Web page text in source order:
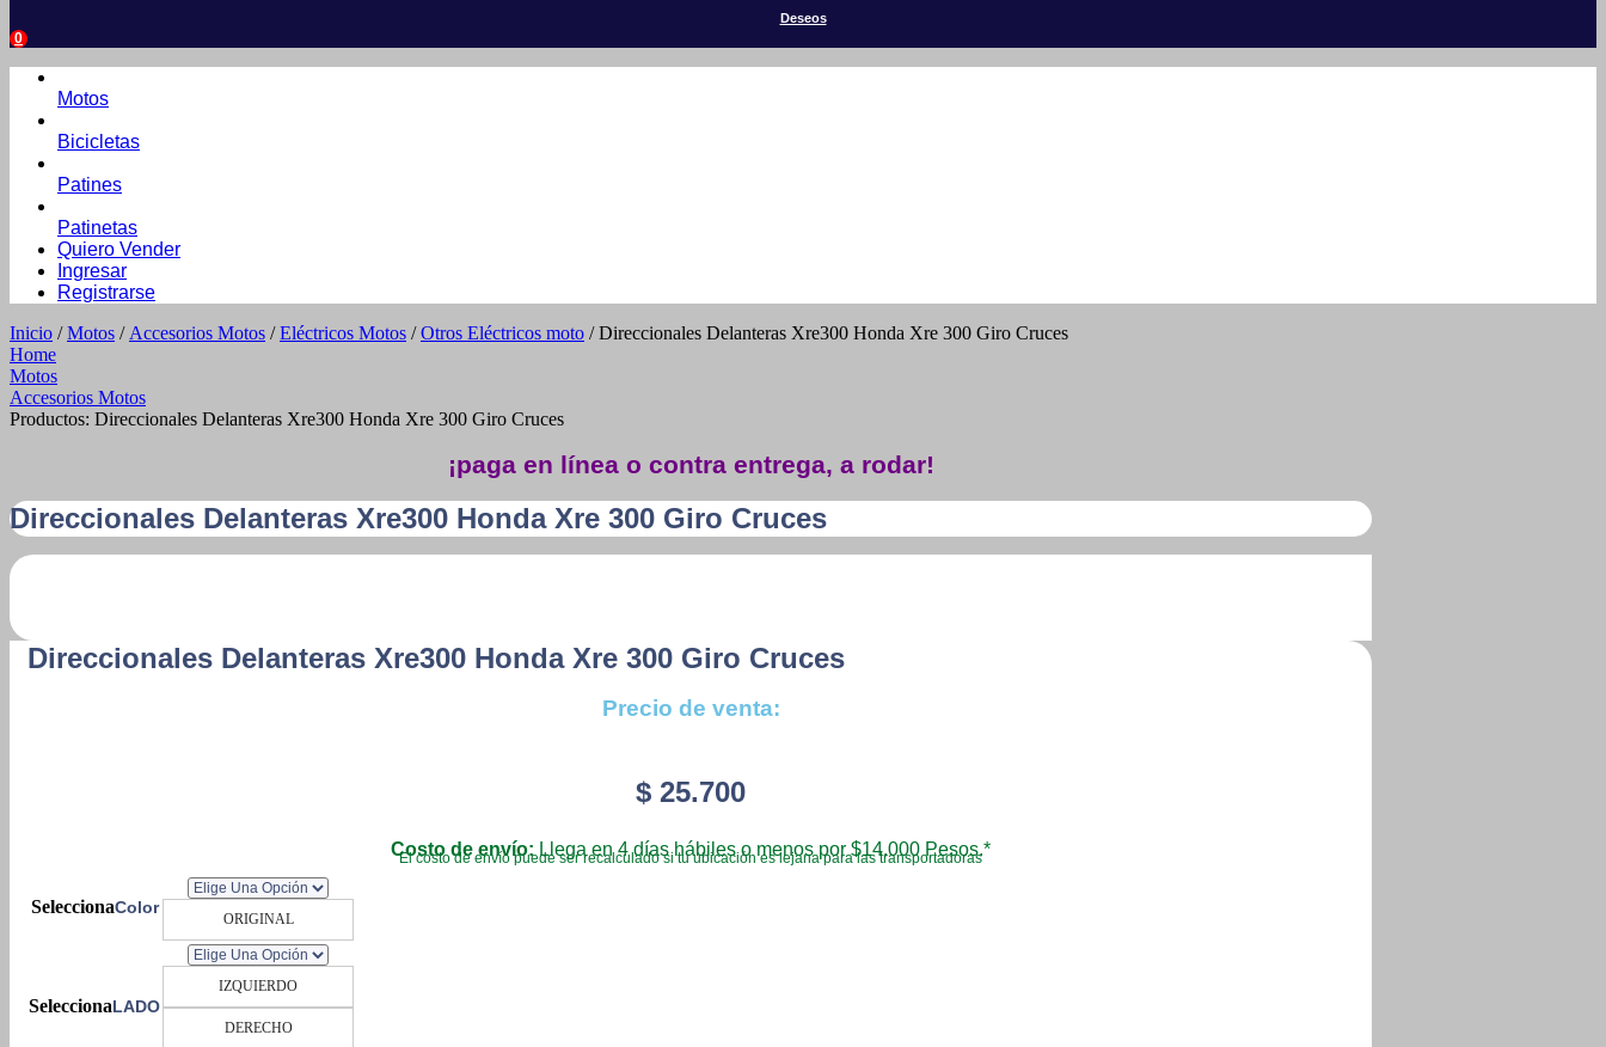
Deseos
0
Motos
Bicicletas
Patines
Patinetas
Quiero Vender
Ingresar
Registrarse
Inicio /Motos / Accesorios Motos /Eléctricos Motos /Otros Eléctricos moto / Direccionales Delanteras Xre300 Honda Xre 300 Giro Cruces
Home
Motos
Accesorios Motos
Productos: Direccionales Delanteras Xre300 Honda Xre 300 Giro Cruces
¡paga en línea o contra entrega, a rodar!
Direccionales Delanteras Xre300 Honda Xre 300 Giro Cruces
Direccionales Delanteras Xre300 Honda Xre 300 Giro Cruces
Precio de venta:
$ 25.700
Costo de envío: Llega en 4 días hábiles o menos por $14.000 Pesos.*
El costo de envío puede ser recalculado si tu ubicación es lejana para las transportadoras
Color
ORIGINAL
LADO
IZQUIERDO
DERECHO